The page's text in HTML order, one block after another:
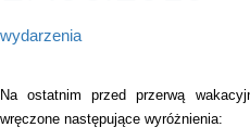
wydarzenia
Na ostatnim przed przerwą
wręczone następujące wyróżnienia: